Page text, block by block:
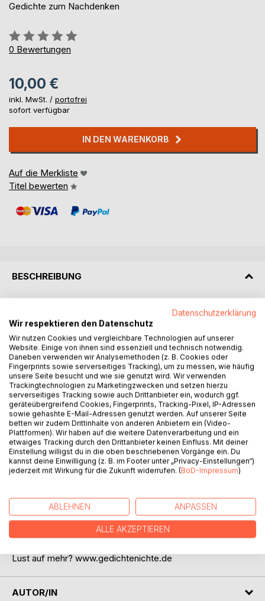
Gedichte zum Nachdenken
Bewertung::
0%
0 Bewertungen
10,00 €
inkl. MwSt. / portofrei
sofort verfügbar
IN DEN WARENKORB
Auf die Merkliste
Titel bewerten
BESCHREIBUNG
Gedichte zum Schmunzeln und Nachdenken. Da wird die
Hoffnung zum Tee eingeladen, dem Unmut Ade gesagt und
der Zweifel auf die Reise geschickt. Ist es nicht herrlich,
wenn die Furcht verstummt, weil die Freude spricht? Hier
tut sie es. Kreative Impulsgedichte für die Seele machen
dem Leser Mut, begleiten ihn durch den Tag und bringen
auf den Punkt, was schon längst gedacht wurde.
Erfrischend frech und zeitlos, genau wie der Vorgänger-
GedichteBand - lesenswert und liebenswert!
Yasmin Mai-Schoger - ein tapferes Schreiberlein mit
sonnigem Gemüt, einem Faible fürs Schreiben und Dichten.
Statt mit einem grünen Daumen mit einem blauen Daumen
ausgestattet - eine wahre Wortweberin!
Noch mehr zum Schmunzeln und Träumen finden Sie in
dem Buch Frau Wirbelwusch. Um zauberhafte
Sternschnuppenwünsche geht es in dem Buch Wimmel-
Wünsche. Ein Blick ins Buch lohnt sich!
Lust auf mehr? www.gedichtenichte.de
AUTOR/IN
Datenschutzerklärung
Wir respektieren den Datenschutz
Wir nutzen Cookies und vergleichbare Technologien auf unserer
Website. Einige von ihnen sind essenziell und technisch notwendig.
Daneben verwenden wir Analysemethoden (z. B. Cookies oder
Fingerprints sowie serverseitiges Tracking), um zu messen, wie häufig
unsere Seite besucht und wie sie genutzt wird. Wir verwenden
Trackingtechnologien zu Marketingzwecken und setzen hierzu
serverseitiges Tracking sowie auch Drittanbieter ein, wodurch ggf.
geräteübergreifend Cookies, Fingerprints, Tracking-Pixel, IP-Adressen
sowie gehashte E-Mail-Adressen genutzt werden. Auf unserer Seite
betten wir zudem Drittinhalte von anderen Anbietern ein (Video-
Plattformen). Wir haben auf die weitere Datenverarbeitung und ein
etwaiges Tracking durch den Drittanbieter keinen Einfluss. Mit deiner
Einstellung willigst du in die oben beschriebenen Vorgänge ein. Du
kannst deine Einwilligung (z. B. im Footer unter „Privacy-Einstellungen“)
jederzeit mit Wirkung für die Zukunft widerrufen. (BoD-Impressum)
ABLEHNEN ANPASSEN
ALLE AKZEPTIEREN